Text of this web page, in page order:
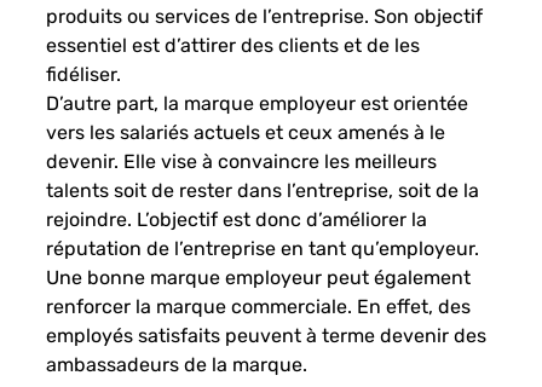
produits ou services de l’entreprise. Son objectif
essentiel est d’attirer des clients et de les
fidéliser.
D’autre part, la marque employeur est orientée
vers les salariés actuels et ceux amenés à le
devenir. Elle vise à convaincre les meilleurs
talents soit de rester dans l’entreprise, soit de la
rejoindre. L’objectif est donc d’améliorer la
réputation de l’entreprise en tant qu’employeur.
Une bonne marque employeur peut également
renforcer la marque commerciale. En effet, des
employés satisfaits peuvent à terme devenir des
ambassadeurs de la marque.